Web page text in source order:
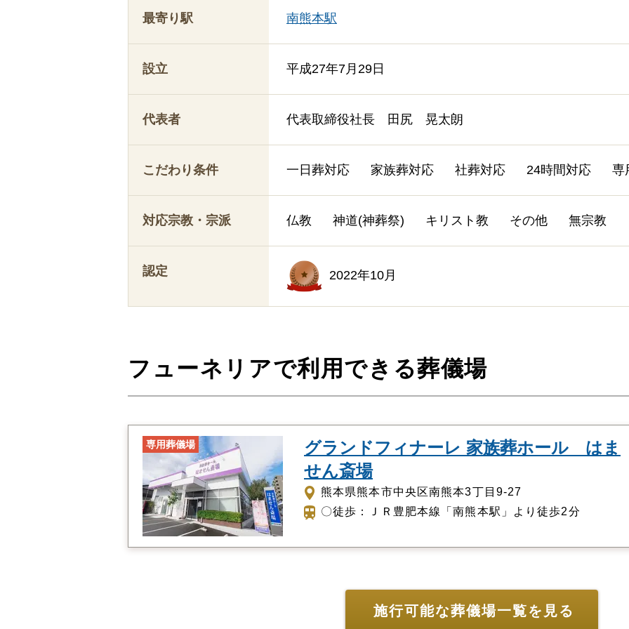
最寄り駅 南熊本駅
設立 平成27年7月29日
代表者 代表取締役社長 田尻 晃太朗
こだわり条件 一日葬対応 家族葬対応 社葬対応 24時間対応 専
対応宗教・宗派 仏教 神道(神葬祭) キリスト教 その他 無宗教
認定 2022年10月
フューネリアで利用できる葬儀場
専用葬儀場
グランドフィナーレ 家族葬ホール はま
せん斎場
熊本県熊本市中央区南熊本3丁目9-27
〇徒歩：ＪＲ豊肥本線「南熊本駅」より徒歩2分
施行可能な葬儀場一覧を見る